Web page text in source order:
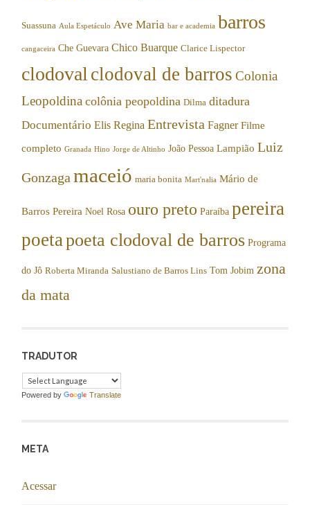
Suassuna Aula Espetáculo Ave Maria bar e academia barros
cangaceira Che Guevara Chico Buarque Clarice Lispector
clodoval clodoval de barros Colonia
Leopoldina colônia peopoldina Dilma ditadura
Documentário Elis Regina Entrevista Fagner Filme
completo Granada Hino Jorge de Altinho João Pessoa Lampião Luiz
Gonzaga maceió maria bonita Mart'nalia Mário de
Barros Pereira Noel Rosa ouro preto Paraíba pereira
poeta poeta clodoval de barros Programa
do Jô Roberta Miranda Salustiano de Barros Lins Tom Jobim zona
da mata
TRADUTOR
Powered by Translate
META
Acessar